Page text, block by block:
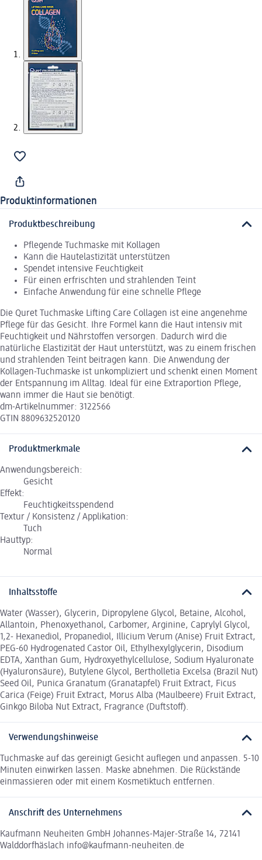
Produktinformationen
Produktbeschreibung
Pflegende Tuchmaske mit Kollagen
Kann die Hautelastizität unterstützen
Spendet intensive Feuchtigkeit
Für einen erfrischten und strahlenden Teint
Einfache Anwendung für eine schnelle Pflege
Die Quret Tuchmaske Lifting Care Collagen ist eine angenehme
Pflege für das Gesicht. Ihre Formel kann die Haut intensiv mit
Feuchtigkeit und Nährstoffen versorgen. Dadurch wird die
natürliche Elastizität der Haut unterstützt, was zu einem frischen
und strahlenden Teint beitragen kann. Die Anwendung der
Kollagen-Tuchmaske ist unkompliziert und schenkt einen Moment
der Entspannung im Alltag. Ideal für eine Extraportion Pflege,
wann immer die Haut sie benötigt.
dm-Artikelnummer: 3122566
GTIN 8809632520120
Produktmerkmale
Anwendungsbereich:
Gesicht
Effekt:
Feuchtigkeitsspendend
Textur / Konsistenz / Applikation:
Tuch
Hauttyp:
Normal
Inhaltsstoffe
Water (Wasser), Glycerin, Dipropylene Glycol, Betaine, Alcohol,
Allantoin, Phenoxyethanol, Carbomer, Arginine, Caprylyl Glycol,
1,2- Hexanediol, Propanediol, Illicium Verum (Anise) Fruit Extract,
PEG-60 Hydrogenated Castor Oil, Ethylhexylglycerin, Disodium
EDTA, Xanthan Gum, Hydroxyethylcellulose, Sodium Hyaluronate
(Hyaluronsäure), Butylene Glycol, Bertholletia Excelsa (Brazil Nut)
Seed Oil, Punica Granatum (Granatapfel) Fruit Extract, Ficus
Carica (Feige) Fruit Extract, Morus Alba (Maulbeere) Fruit Extract,
Ginkgo Biloba Nut Extract, Fragrance (Duftstoff).
Verwendungshinweise
Tuchmaske auf das gereinigt Gesicht auflegen und anpassen. 5-10
Minuten einwirken lassen. Maske abnehmen. Die Rückstände
einmassieren oder mit einem Kosmetiktuch entfernen.
Anschrift des Unternehmens
Kaufmann Neuheiten GmbH Johannes-Majer-Straße 14, 72141
Walddorfhäslach info@kaufmann-neuheiten.de